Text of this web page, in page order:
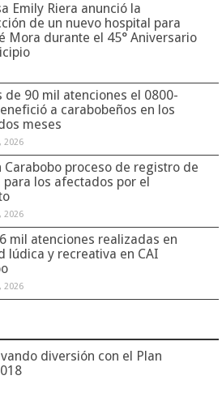
Emily Riera anunció la
de un nuevo hospital para
Mora durante el 45° Aniversario
de 90 mil atenciones el 0800-
a carabobeños en los
meses
2026
Carabobo proceso de registro de
los afectados por el
2026
mil atenciones realizadas en
lúdica y recreativa en CAI
2026
diversión con el Plan